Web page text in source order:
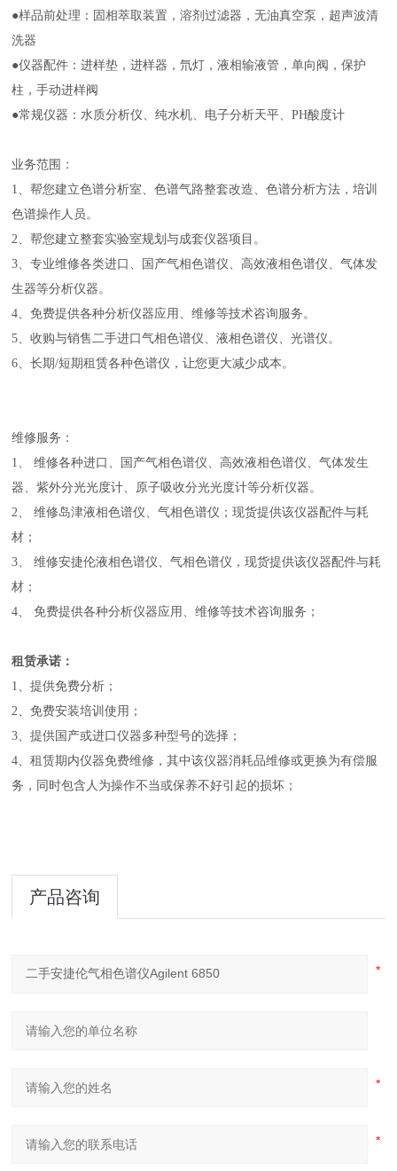
●样品前处理：固相萃取装置，溶剂过滤器，无油真空泵，超声波清
洗器
●仪器配件：进样垫，进样器，氘灯，液相输液管，单向阀，保护
柱，手动进样阀
●常规仪器：水质分析仪、纯水机、电子分析天平、PH酸度计
业务范围：
1、帮您建立色谱分析室、色谱气路整套改造、色谱分析方法，培训
色谱操作人员。
2、帮您建立整套实验室规划与成套仪器项目。
3、专业维修各类进口、国产气相色谱仪、高效液相色谱仪、气体发
生器等分析仪器。
4、免费提供各种分析仪器应用、维修等技术咨询服务。
5、收购与销售二手进口气相色谱仪、液相色谱仪、光谱仪。
6、长期/短期租赁各种色谱仪，让您更大减少成本。
维修服务：
1、 维修各种进口、国产气相色谱仪、高效液相色谱仪、气体发生
器、紫外分光光度计、原子吸收分光光度计等分析仪器。
2、 维修岛津液相色谱仪、气相色谱仪；现货提供该仪器配件与耗
材；
3、 维修安捷伦液相色谱仪、气相色谱仪，现货提供该仪器配件与耗
材；
4、 免费提供各种分析仪器应用、维修等技术咨询服务；
租赁承诺：
1、提供免费分析；
2、免费安装培训使用；
3、提供国产或进口仪器多种型号的选择；
4、租赁期内仪器免费维修，其中该仪器消耗品维修或更换为有偿服
务，同时包含人为操作不当或保养不好引起的损坏；
产品咨询